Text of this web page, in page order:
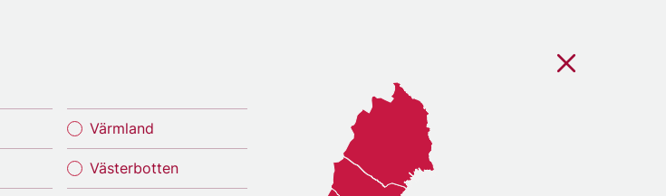
Värmland
Västerbotten